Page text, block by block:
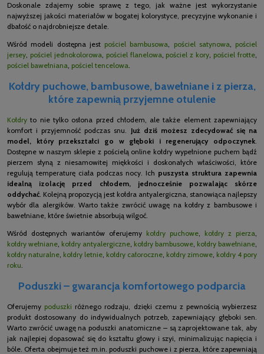
Doskonale zdajemy sobie sprawę z tego, jak ważne jest wykorzystanie
najwyższej jakości materiałów w bogatej kolorystyce, precyzyjne wykonanie i
dbałość o najdrobniejsze detale.
Wśród modeli dostępna jest pościel bambusowa, pościel satynowa, pościel
jersey, pościel jednokolorowa, pościel flanelowa, pościel z kory, pościel frotte,
pościel bawełniana, pościel tencelowa.
Kołdry puchowe, bambusowe, bawełniane i z pierza,
które zapewnią przyjemne otulenie
Kołdry to nie tylko osłona przed chłodem, ale także element zapewniający
komfort i przyjemność podczas snu. Już dziś możesz zdecydować się na
model, który przekształci go w głęboki i regenerujący odpoczynek.
Dostępne w naszym sklepie z pościelą online kołdry wypełnione puchem bądź
pierzem słyną z niesamowitej miękkości i doskonałych właściwości, które
regulują temperaturę ciała podczas nocy. Ich puszysta struktura zapewnia
idealną izolację przed chłodem, jednocześnie pozwalając skórze
oddychać. Kolejną propozycją jest kołdra antyalergiczna, stanowiąca najlepszy
wybór dla alergików. Warto także zwrócić uwagę na kołdry z bambusowe i
bawełniane, które świetnie absorbują wilgoć.
Wśród dostępnych wariantów oferujemy kołdry puchowe, kołdry z pierza,
kołdry wełniane, kołdry antyalergiczne, kołdry bambusowe, kołdry bawełniane,
kołdry naturalne, kołdry letnie, kołdry całoroczne, kołdry zimowe, kołdry 4 pory
roku.
Poduszki – gwarancja komfortowego podparcia
Oferujemy poduszki różnego rodzaju, dzięki czemu z pewnością wybierzesz
produkt dostosowany do indywidualnych potrzeb, zapewniający głęboki sen.
Warto zwrócić uwagę na poduszki anatomiczne – są zaprojektowane tak, aby
jak najlepiej dopasować się do kształtu głowy i szyi, minimalizując napięcia i
bóle. Oferta obejmuje też m.in. poduszki puchowe i z pierza, które zapewniają